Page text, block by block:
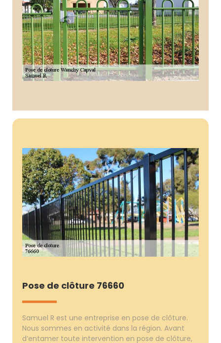
Pose de clôture 76660
Samuel R est une entreprise en pose de clôture.
Nous sommes en activité dans la région. Avant
d’entamer toute intervention en pose de clôture,